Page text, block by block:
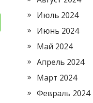
Июль 2024
Июнь 2024
Май 2024
Апрель 2024
Март 2024
Февраль 2024